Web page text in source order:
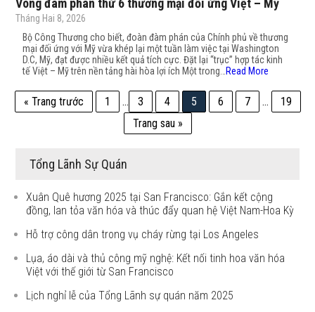
Vòng đàm phán thứ 6 thương mại đối ứng Việt – Mỹ
Tháng Hai 8, 2026
Bộ Công Thương cho biết, đoàn đàm phán của Chính phủ về thương
mại đối ứng với Mỹ vừa khép lại một tuần làm việc tại Washington
D.C, Mỹ, đạt được nhiều kết quả tích cực. Đặt lại “trục” hợp tác kinh
tế Việt – Mỹ trên nền tảng hài hòa lợi ích Một trong… Read More
« Trang trước 1 … 3 4 5 6 7 …
19
Trang sau »
Tổng Lãnh Sự Quán
Xuân Quê hương 2025 tại San Francisco: Gắn kết cộng
đồng, lan tỏa văn hóa và thúc đẩy quan hệ Việt Nam-Hoa Kỳ
Hỗ trợ công dân trong vụ cháy rừng tại Los Angeles
Lụa, áo dài và thủ công mỹ nghệ: Kết nối tinh hoa văn hóa
Việt với thế giới từ San Francisco
Lịch nghỉ lễ của Tổng Lãnh sự quán năm 2025